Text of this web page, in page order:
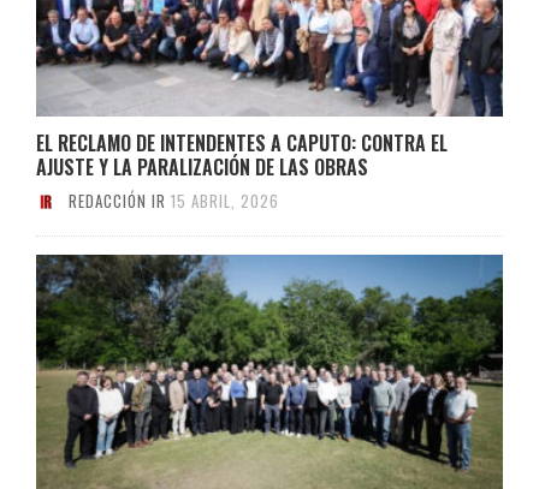
EL RECLAMO DE INTENDENTES A CAPUTO: CONTRA EL
AJUSTE Y LA PARALIZACIÓN DE LAS OBRAS
REDACCIÓN IR 15 ABRIL, 2026